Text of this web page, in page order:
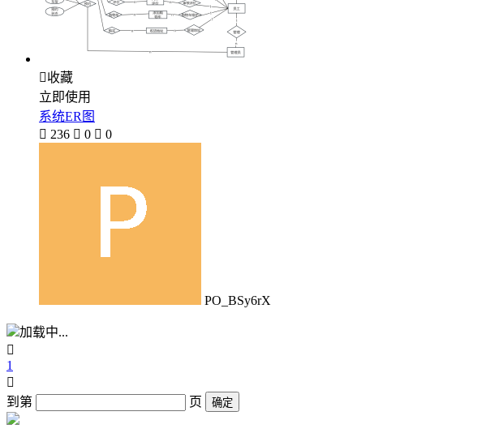
收藏
立即使用
系统ER图
 236  0  0
PO_BSy6rX
加载中...

1

到第
页 确定